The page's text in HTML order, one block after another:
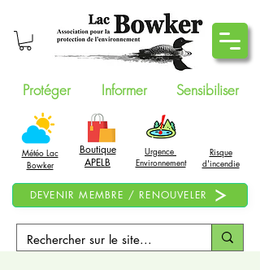
Protéger Informer Sensibiliser
Météo Lac
Bowker
Boutique
APELB
Urgence
Environnement
Risque
d'incendie
DEVENIR MEMBRE / RENOUVELER